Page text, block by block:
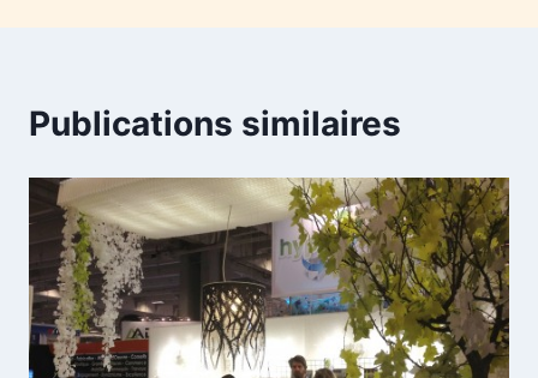
Publications similaires